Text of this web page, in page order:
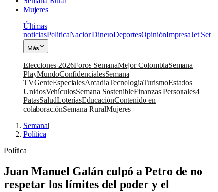
Mujeres
Últimas
noticiasPolíticaNaciónDineroDeportesOpiniónImpresaJet Set
Más
Elecciones 2026Foros SemanaMejor ColombiaSemana
PlayMundoConfidencialesSemana
TVGenteEspecialesArcadiaTecnologíaTurismoEstados
UnidosVehículosSemana SostenibleFinanzas Personales4
PatasSaludLoteríasEducaciónContenido en
colaboraciónSemana RuralMujeres
Semana|
Política
Política
Juan Manuel Galán culpó a Petro de no
respetar los límites del poder y el